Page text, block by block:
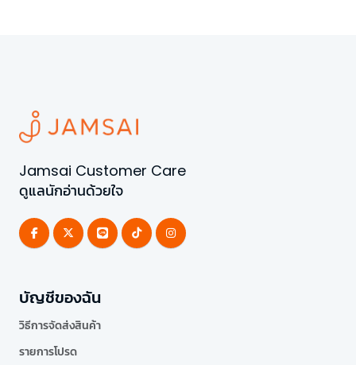
Jamsai Customer Care
ดูแลนักอ่านด้วยใจ
บัญชีของฉัน
วิธีการจัดส่งสินค้า
รายการโปรด